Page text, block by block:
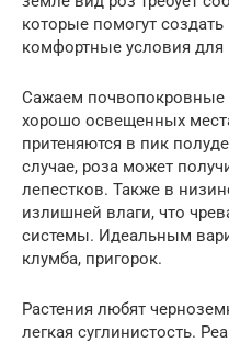
которые помогут
комфортные условия для
Сажаем
хорошо освещенных
притеняются в пик
случае, роза может
лепестков. Также в
излишней влаги, что
системы. Идеальным
клумба, пригорок.
Растения любят
легкая суглинистость.